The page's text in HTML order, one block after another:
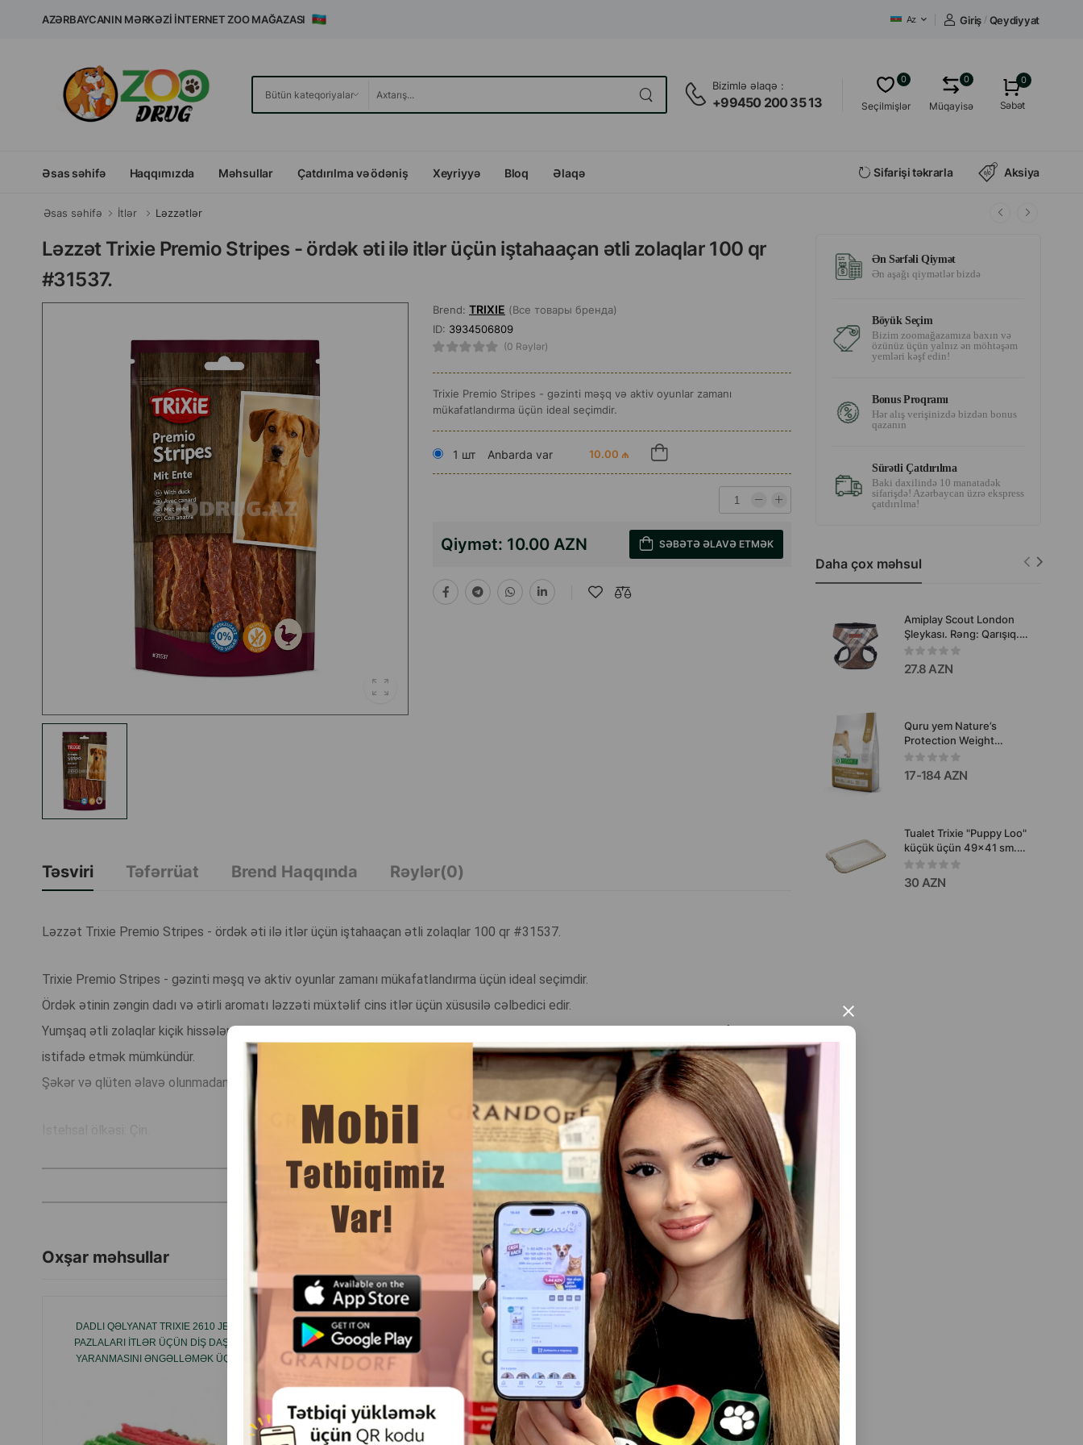
×
AZƏRBAYCANIN MƏRKƏZI İNTERNET ZOO MAĞAZASI Az Giriş / Qeydiyyat
Bizimlə əlaqə :
+99450 200 35 13 Seçilmişlər
0
Müqayisə
0 0
Səbət
Əsas səhifə Haqqımızda Məhsullar Çatdırılma və ödəniş Xeyriyyə Bloq Əlaqə Sifarişi təkrarla Aksiya
Əsas səhifə İtlər Ləzzətlər
Ləzzət Trixie Premio Stripes - ördək əti ilə itlər üçün iştahaaçan ətli zolaqlar 100 qr
#31537.
Brend: TRIXIE (Все товары бренда)
ID: 3934506809
(0 Rəylər)
Trixie Premio Stripes - gəzinti məşq və aktiv oyunlar zamanı
mükafatlandırma üçün ideal seçimdir.
1 шт Anbarda var 10.00 ₼
Qiymət: 10.00 AZN SƏBƏTƏ ƏLAVƏ ETMƏK
Təsviri Təfərrüat Brend Haqqında Rəylər(0)
Ləzzət Trixie Premio Stripes - ördək əti ilə itlər üçün iştahaaçan ətli zolaqlar 100 qr #31537.
Trixie Premio Stripes - gəzinti məşq və aktiv oyunlar zamanı mükafatlandırma üçün ideal seçimdir.
Ördək ətinin zəngin dadı və ətirli aromatı ləzzəti müxtəlif cins itlər üçün xüsusilə cəlbedici edir.
Yumşaq ətli zolaqlar kiçik hissələrə rahat bölünür buna görə onları gündəlik qəlyanaltı və ya yaxşı davranış üçün dadlı mükafat kimi
istifadə etmək mümkündür.
Şəkər və qlüten əlavə olunmadan hazırlanmışdır.
DAHA ÇOX OXU
Oxşar məhsullar Hamısını Gör
DADLI QƏLYANAT TRIXIE 2610 JEVEL
PAZLALARI İTLƏR ÜÇÜN DİŞ DAŞININ
YARANMASINI ƏNGƏLLƏMƏK ÜÇÜN.
8IN1 DELIGHTS BEEF TWISTED STICKS —
MAL ƏTI ILƏ BÜKÜLMÜŞ ÇEYNƏMƏ
ÇUBUQLARI — GÜNDƏLIK
MÜKAFATLANDIRMA VƏ UZUNMÜDDƏTLI
ÇEYNƏMƏ ÜÇÜN IDEAL SEÇIMDIR 122623
.
SMARTBONES CHICKEN WRAPPED
STICKS — DƏRISIZ HAZIRLANMIŞ,
SAĞLAM VƏ DADLI ÇEYNƏMƏ
ÇUBUQLARIDIR.
WANPY TASTY MEAT PASTE — QUZU ƏTI,
YERKÖKÜ VƏ YAŞIL NOXUD ILƏ (90 Q)
Ən Sərfəli Qiymət
Ən aşağı qiymətlər bizdə
Böyük Seçim
Bizim zoomağazamıza baxın və
özünüz üçün yalnız ən möhtəşəm
yemləri kəşf edin!
Bonus Proqramı
Hər alış verişinizdə bizdən bonus
qazanın
Sürətli Çatdırılma
Baki daxilində 10 manatadək
sifarişdə! Azərbaycan üzrə ekspress
çatdırılma!
Daha çox məhsul
Amiplay Scout London
Şleykası. Rəng: Qarışıq.
Ölçü: XS 23x25-40 sm.
27.8 AZN
Quru yem Nature’s
Protection Weight
Control Sterilised Adult
— artıq çəkiyə meyilli,
sterilizasiya olunmuş
balanslaşdırılmış qida
növüdür 12kg.
17-184 AZN
Tualet Trixie "Puppy Loo"
küçük üçün 49x41 sm.
Rəng: bej.
30 AZN